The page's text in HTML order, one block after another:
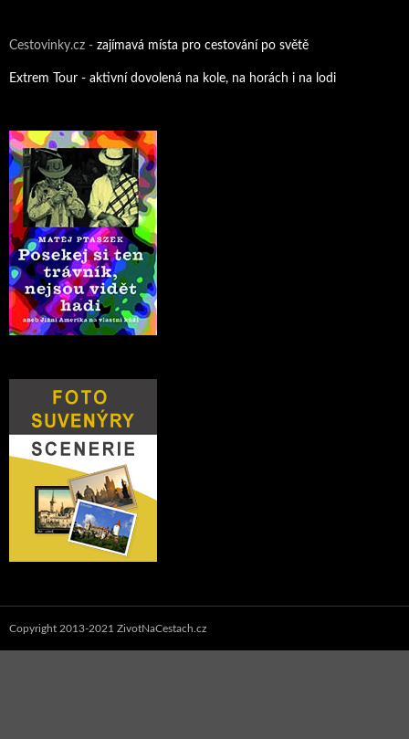
Cestovinky.cz - zajímavá místa pro cestování po světě
Extrem Tour - aktivní dovolená na kole, na horách i na lodi